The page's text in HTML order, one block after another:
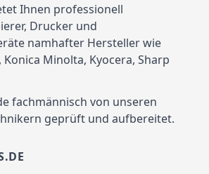
Ihnen professionell
Drucker und
namhafter Hersteller wie
Minolta, Kyocera, Sharp
fachmännisch von unseren
geprüft und aufbereitet.